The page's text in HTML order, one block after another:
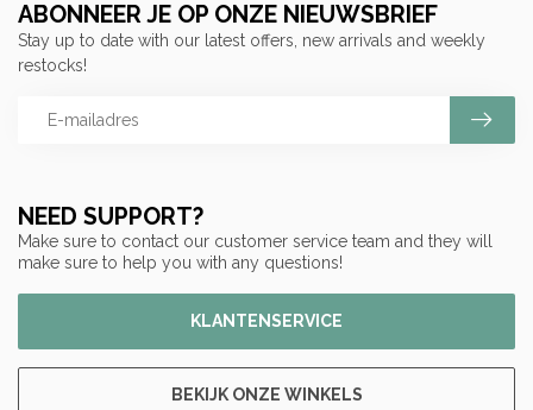
NEED SUPPORT?
Make sure to contact our customer service team and they will
make sure to help you with any questions!
KLANTENSERVICE
BEKIJK ONZE WINKELS
ABONNEER JE OP ONZE NIEUWSBRIEF
Stay up to date with our latest offers, new arrivals and weekly
restocks!